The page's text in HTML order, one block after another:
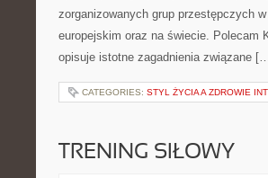
zorganizowanych grup przestępczych
europejskim oraz na świecie. Polecam
opisuje istotne zagadnienia związane
CATEGORIES: STYL ŻYCIA A ZDROWIE
TRENING SIŁOWY